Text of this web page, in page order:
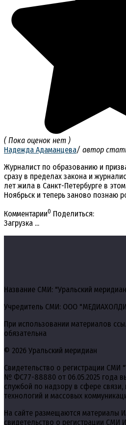
( Пока оценок нет )
Надежда Адаманцева/ автор
Журналист по образованию и
сразу в пределах закона и
лет жила в Санкт-Петербурге в
Ноябрьск и теперь заново познаю
Комментарии0 Поделиться:
Загрузка ...
Название СМИ: "Уральский
Учредитель СМИ: ООО
При использовании материалов
обязательна
© 2026 Уральский меридиан
Свидетельство о регистрации СМИ
№ ФС77-88880 от 06.05.2025 года
службой по надзору в сфере
технологий и массовых
На сайте размещаются материалы
свидетельство о регистрации